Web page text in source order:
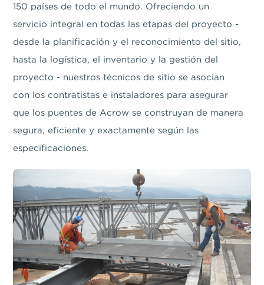
150 países de todo el mundo. Ofreciendo un
servicio integral en todas las etapas del proyecto -
desde la planificación y el reconocimiento del sitio,
hasta la logística, el inventario y la gestión del
proyecto - nuestros técnicos de sitio se asocian
con los contratistas e instaladores para asegurar
que los puentes de Acrow se construyan de manera
segura, eficiente y exactamente según las
especificaciones.